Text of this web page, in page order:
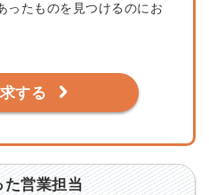
ったものを見つけるのにお
する
た営業担当